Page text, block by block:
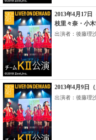
2013年4月17
枝里々奈・小
出演者：後藤理
2013年4月9日
出演者：後藤理